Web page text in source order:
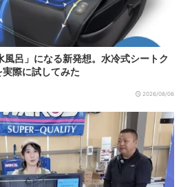
呂」になる新発想。水冷式シートク
実際に試してみた
2026/08/06